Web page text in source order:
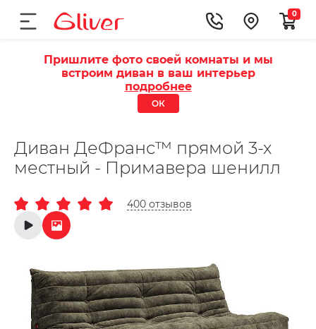
0
Пришлите фото своей комнаты и мы
встроим диван в ваш интерьер
подробнее
ОК
Диван ДеФранс™️ прямой 3-х
местный - Примавера шенилл
400 отзывов